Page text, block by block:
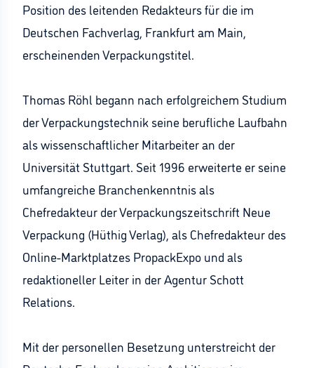
Position des leitenden Redakteurs für die im
Deutschen Fachverlag, Frankfurt am Main,
erscheinenden Verpackungstitel.
Thomas Röhl begann nach erfolgreichem Studium
der Verpackungstechnik seine berufliche Laufbahn
als wissenschaftlicher Mitarbeiter an der
Universität Stuttgart. Seit 1996 erweiterte er seine
umfangreiche Branchenkenntnis als
Chefredakteur der Verpackungszeitschrift Neue
Verpackung (Hüthig Verlag), als Chefredakteur des
Online-Marktplatzes PropackExpo und als
redaktioneller Leiter in der Agentur Schott
Relations.
Mit der personellen Besetzung unterstreicht der